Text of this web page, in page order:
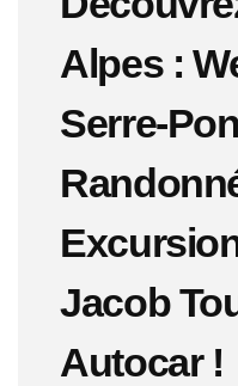
Alpes :
Serre-
Jacob
Autocar !